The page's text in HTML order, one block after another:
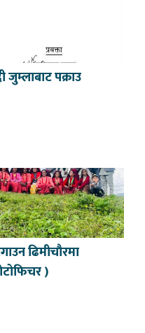
जुम्लाबाट पक्राउ
ढिमीचौरमा
)